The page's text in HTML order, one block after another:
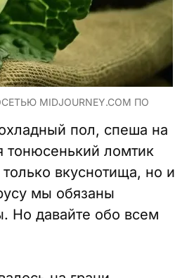
MIDJOURNEY.COM ПО
пол, спеша на
тонюсенький ломтик
вкуснотища, но и
мы обязаны
Но давайте обо всем